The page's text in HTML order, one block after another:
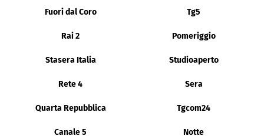
Fuori dal Coro Tg5
Rai 2 Pomeriggio
Stasera Italia Studioaperto
Rete 4 Sera
Quarta Repubblica Tgcom24
Canale 5 Notte